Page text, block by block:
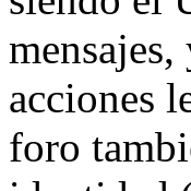
acciones
foro